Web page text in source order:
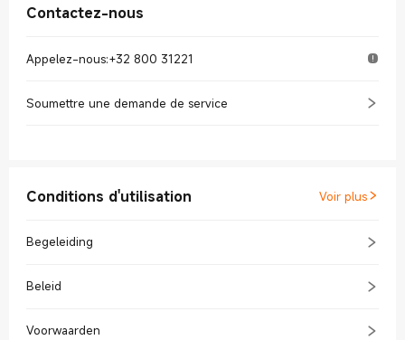
Contactez-nous
Appelez-nous:+32 800 31221
Soumettre une demande de service
Conditions d'utilisation Voir plus
Begeleiding
Beleid
Voorwaarden